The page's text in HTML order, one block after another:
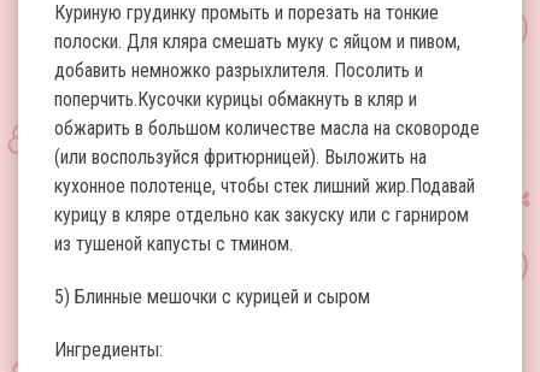
Куриную грудинку промыть и порезать на тонкие
полоски. Для кляра смешать муку с яйцом и пивом,
добавить немножко разрыхлителя. Посолить и
поперчить.Кусочки курицы обмакнуть в кляр и
обжарить в большом количестве масла на сковороде
(или воспользуйся фритюрницей). Выложить на
кухонное полотенце, чтобы стек лишний жир.Подавай
курицу в кляре отдельно как закуску или с гарниром
из тушеной капусты с тмином.
5) Блинные мешочки с курицей и сыром
Ингредиенты: